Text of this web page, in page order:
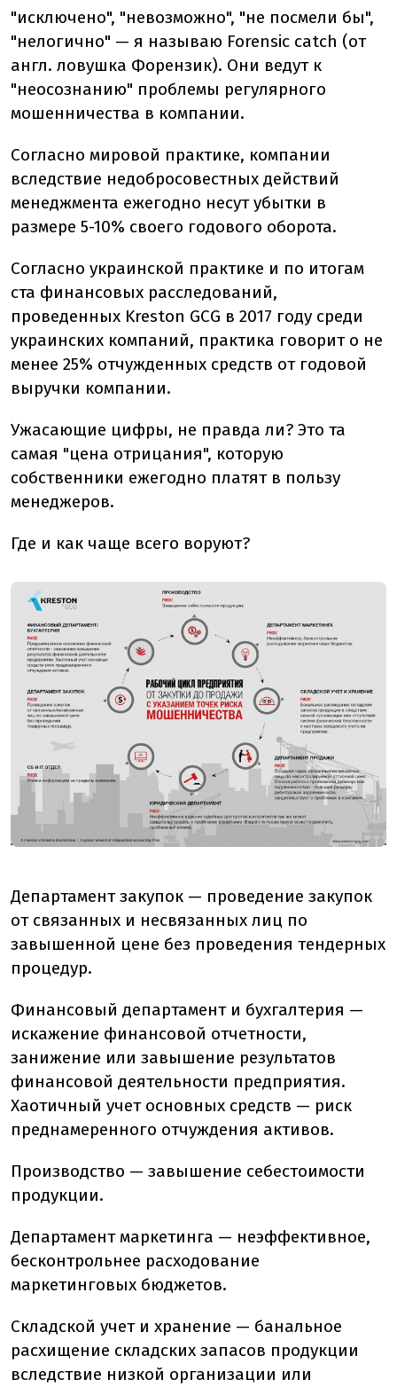
"исключено", "невозможно", "не посмели бы",
"нелогично" — я называю Forensic catch (от
англ. ловушка Форензик). Они ведут к
"неосознанию" проблемы регулярного
мошенничества в компании.
Согласно мировой практике, компании
вследствие недобросовестных действий
менеджмента ежегодно несут убытки в
размере 5-10% своего годового оборота.
Согласно украинской практике и по итогам
ста финансовых расследований,
проведенных Kreston GCG в 2017 году среди
украинских компаний, практика говорит о не
менее 25% отчужденных средств от годовой
выручки компании.
Ужасающие цифры, не правда ли? Это та
самая "цена отрицания", которую
собственники ежегодно платят в пользу
менеджеров.
Где и как чаще всего воруют?
Департамент закупок — проведение закупок
от связанных и несвязанных лиц по
завышенной цене без проведения тендерных
процедур.
Финансовый департамент и бухгалтерия —
искажение финансовой отчетности,
занижение или завышение результатов
финансовой деятельности предприятия.
Хаотичный учет основных средств — риск
преднамеренного отчуждения активов.
Производство — завышение себестоимости
продукции.
Департамент маркетинга — неэффективное,
бесконтрольнее расходование
маркетинговых бюджетов.
Складской учет и хранение — банальное
расхищение складских запасов продукции
вследствие низкой организации или